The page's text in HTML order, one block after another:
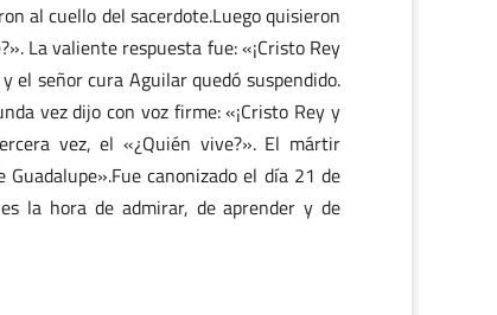
al cuello del sacerdote.Luego quisieron
La valiente respuesta fue: «¡Cristo Rey
el señor cura Aguilar quedó suspendido.
vez dijo con voz firme: «¡Cristo Rey y
vez, el «¿Quién vive?». El mártir
canonizado el día 21 de
la hora de admirar, de aprender y de